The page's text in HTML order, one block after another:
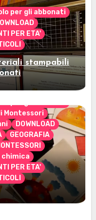
per gli abbonati
PER ETA'
stampabili
Montessori
DOWNLOAD
GEOGRAFIA
chimica
PER ETA'
stampabili